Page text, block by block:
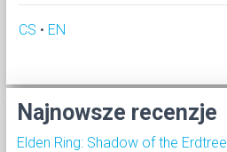
CS • EN
Najnowsze recenzje
Elden Ring: Shadow of the Erdtree